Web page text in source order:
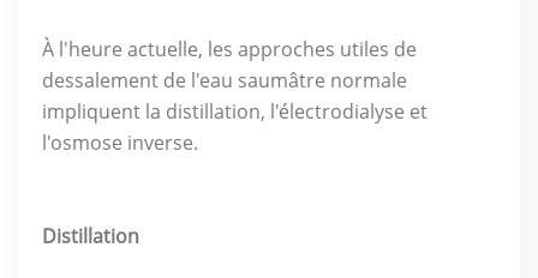
À l'heure actuelle, les approches utiles de
dessalement de l'eau saumâtre normale
impliquent la distillation, l'électrodialyse et
l'osmose inverse.
Distillation